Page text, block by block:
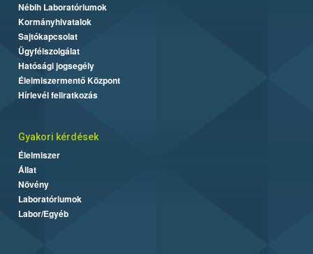
Nébih Laboratóriumok
Kormányhivatalok
Sajtókapcsolat
Ügyfélszolgálat
Hatósági jogsegély
Élelmiszermentő Központ
Hírlevél feliratkozás
Gyakori kérdések
Élelmiszer
Állat
Növény
Laboratóriumok
Labor/Egyéb